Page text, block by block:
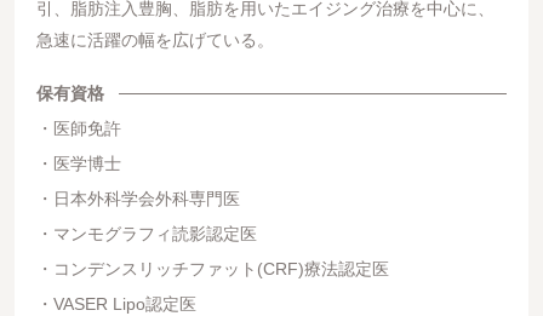
引、脂肪注入豊胸、脂肪を用いたエイジング治療を中心に、
急速に活躍の幅を広げている。
保有資格
医師免許
医学博士
日本外科学会外科専門医
マンモグラフィ読影認定医
コンデンスリッチファット(CRF)療法認定医
VASER Lipo認定医